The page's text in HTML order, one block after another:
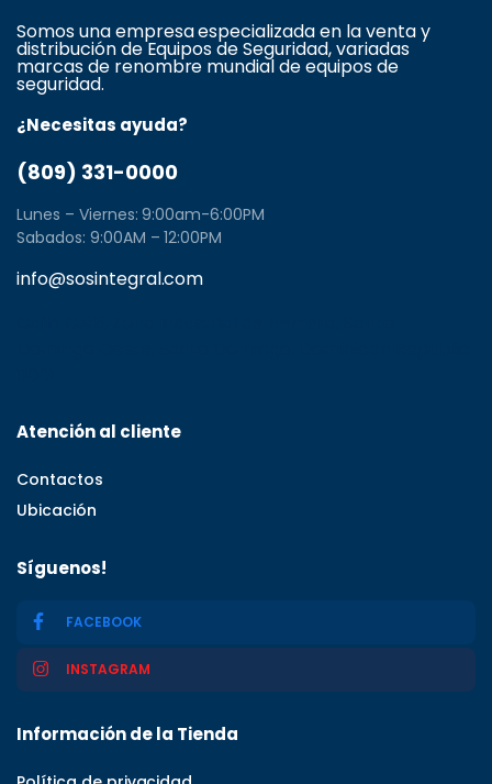
Somos una empresa especializada en la venta y
distribución de Equipos de Seguridad, variadas
marcas de renombre mundial de equipos de
seguridad.
¿Necesitas ayuda?
(809) 331-0000
Lunes – Viernes: 9:00am-6:00PM
Sabados: 9:00AM – 12:00PM
info@sosintegral.com
Atención al cliente
Contactos
Ubicación
Síguenos!
FACEBOOK
INSTAGRAM
Información de la Tienda